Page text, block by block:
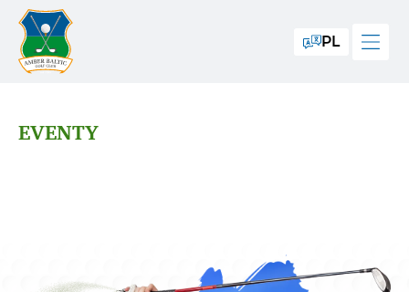
PL
EVENTY